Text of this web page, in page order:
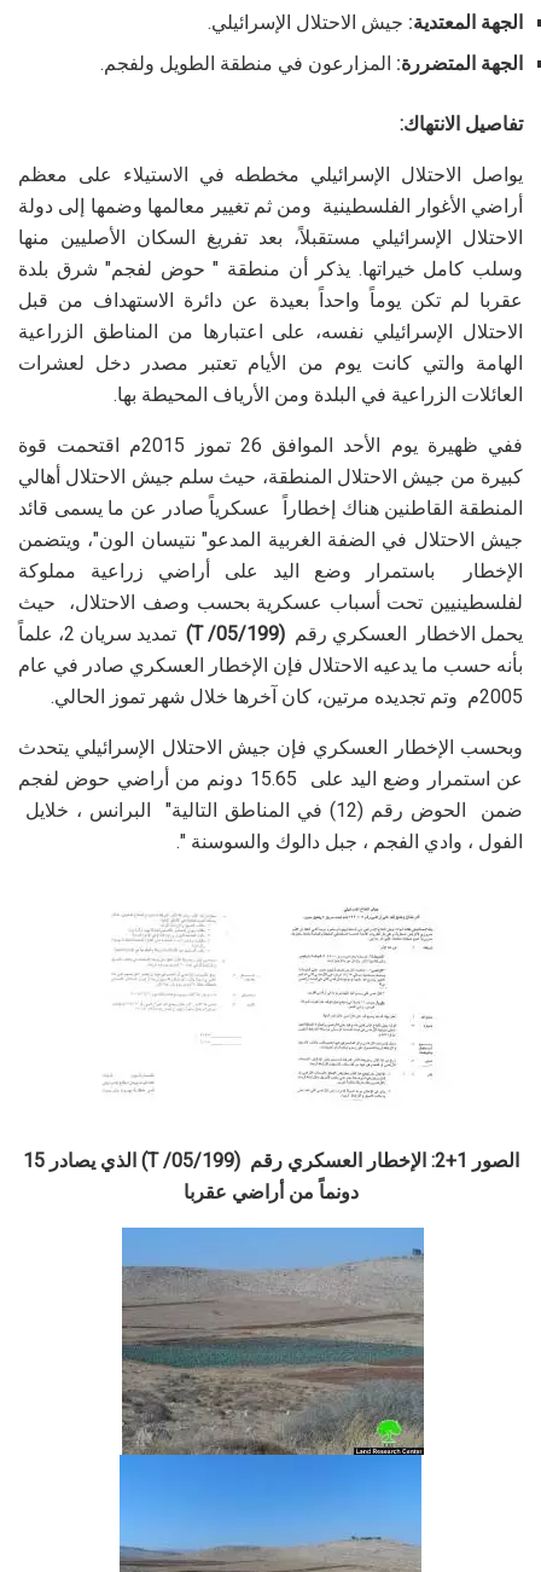
الجهة المعتدية: جيش الاحتلال الإسرائيلي.
الجهة المتضررة: المزارعون في منطقة الطويل ولفجم.
تفاصيل الانتهاك:
يواصل الاحتلال الإسرائيلي مخططه في الاستيلاء على معظم
أراضي الأغوار الفلسطينية ومن ثم تغيير معالمها وضمها إلى دولة
الاحتلال الإسرائيلي مستقبلاً، بعد تفريغ السكان الأصليين منها
وسلب كامل خيراتها. يذكر أن منطقة " حوض لفجم" شرق بلدة
عقربا لم تكن يوماً واحداً بعيدة عن دائرة الاستهداف من قبل
الاحتلال الإسرائيلي نفسه، على اعتبارها من المناطق الزراعية
الهامة والتي كانت يوم من الأيام تعتبر مصدر دخل لعشرات
العائلات الزراعية في البلدة ومن الأرياف المحيطة بها.
ففي ظهيرة يوم الأحد الموافق 26 تموز 2015م اقتحمت قوة
كبيرة من جيش الاحتلال المنطقة، حيث سلم جيش الاحتلال أهالي
المنطقة القاطنين هناك إخطاراً عسكرياً صادر عن ما يسمى قائد
جيش الاحتلال في الضفة الغربية المدعو" نتيسان الون"، ويتضمن
الإخطار باستمرار وضع اليد على أراضي زراعية مملوكة
لفلسطينيين تحت أسباب عسكرية بحسب وصف الاحتلال، حيث
يحمل الاخطار العسكري رقم (05
/199/
T
)
تمديد سريان 2، علماً
بأنه حسب ما يدعيه الاحتلال فإن الإخطار العسكري صادر في عام
2005م وتم تجديده مرتين، كان آخرها خلال شهر تموز الحالي.
وبحسب الإخطار العسكري فإن جيش الاحتلال الإسرائيلي يتحدث
عن استمرار وضع اليد على 15.65 دونم من أراضي حوض لفجم
ضمن الحوض رقم (12) في المناطق التالية" البرانس ، خلايل
الفول ، وادي الفجم ، جبل دالوك والسوسنة ".
الصور 1+2: الإخطار العسكري رقم (05 /199/
T
) الذي يصادر 15
دونماً من أراضي عقربا